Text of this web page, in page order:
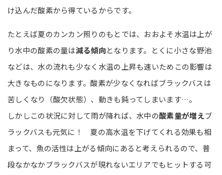
け込んだ酸素から得ているからです。
たとえば夏のカンカン照りのもとでは、おおよそ水温は上が
り水中の酸素の量は減る傾向となります。とくに小さな野池
などは、水の流れも少なく水温の上昇も速いためこの影響は
大きなものになります。酸素が少なくなればブラックバスは
苦しくなり（酸欠状態）、動きも鈍ってしまいます…。
しかしこの状況に対して雨が降れば、水中の酸素量が増えブ
ラックバスも元気に！ 夏の高水温を下げてくれる効果も相
まって、魚の活性は上がる傾向にあると考えられるので、普
段なかなかブラックバスが現れないエリアでもヒットする可